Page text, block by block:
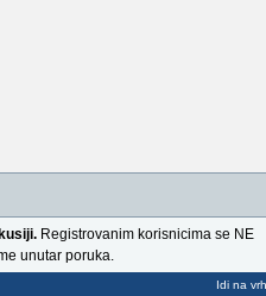
Registrovanim korisnicima se NE
unutar poruka.
Idi na vrh